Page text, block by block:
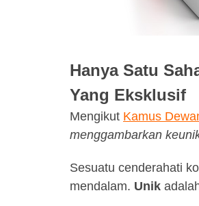
Hanya Satu
Yang Eksklusif
Mengikut Kamus
menggambarkan
Sesuatu cenderahati
mendalam. Unik